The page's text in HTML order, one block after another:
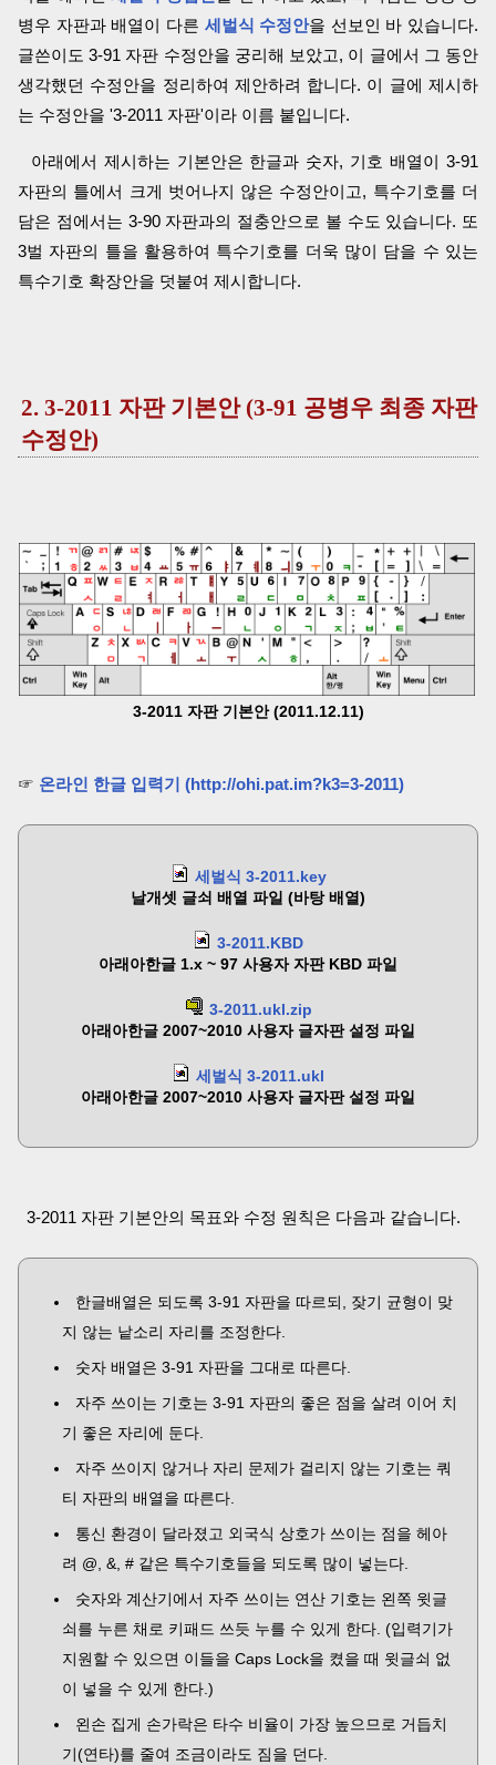
병우 자판과 배열이 다른 세벌식 수정안을 선보인 바 있습니다.
글쓴이도 3-91 자판 수정안을 궁리해 보았고, 이 글에서 그 동안
생각했던 수정안을 정리하여 제안하려 합니다. 이 글에 제시하
는 수정안을 '3-2011 자판'이라 이름 붙입니다.
아래에서 제시하는 기본안은 한글과 숫자, 기호 배열이 3-91
자판의 틀에서 크게 벗어나지 않은 수정안이고, 특수기호를 더
담은 점에서는 3-90 자판과의 절충안으로 볼 수도 있습니다. 또
3벌 자판의 틀을 활용하여 특수기호를 더욱 많이 담을 수 있는
특수기호 확장안을 덧붙여 제시합니다.
2. 3-2011 자판 기본안 (3-91 공병우 최종 자판
수정안)
3-2011 자판 기본안 (2011.12.11)
☞ 온라인 한글 입력기 (http://ohi.pat.im?k3=3-2011)
세벌식 3-2011.key
날개셋 글쇠 배열 파일 (바탕 배열)
3-2011.KBD
아래아한글 1.x ~ 97 사용자 자판 KBD 파일
3-2011.ukl.zip
아래아한글 2007~2010 사용자 글자판 설정 파일
세벌식 3-2011.ukl
아래아한글 2007~2010 사용자 글자판 설정 파일
3-2011 자판 기본안의 목표와 수정 원칙은 다음과 같습니다.
한글배열은 되도록 3-91 자판을 따르되, 잦기 균형이 맞
지 않는 낱소리 자리를 조정한다.
숫자 배열은 3-91 자판을 그대로 따른다.
자주 쓰이는 기호는 3-91 자판의 좋은 점을 살려 이어 치
기 좋은 자리에 둔다.
자주 쓰이지 않거나 자리 문제가 걸리지 않는 기호는 쿼
티 자판의 배열을 따른다.
통신 환경이 달라졌고 외국식 상호가 쓰이는 점을 헤아
려 @, &, # 같은 특수기호들을 되도록 많이 넣는다.
숫자와 계산기에서 자주 쓰이는 연산 기호는 왼쪽 윗글
쇠를 누른 채로 키패드 쓰듯 누를 수 있게 한다. (입력기가
지원할 수 있으면 이들을 Caps Lock을 켰을 때 윗글쇠 없
이 넣을 수 있게 한다.)
왼손 집게 손가락은 타수 비율이 가장 높으므로 거듭치
기(연타)를 줄여 조금이라도 짐을 던다.